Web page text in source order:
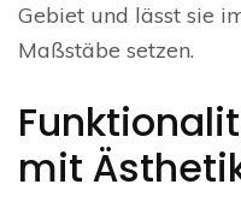
Gebiet und lässt sie
Maßstäbe setzen.
mit